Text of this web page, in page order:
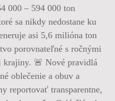
000 – 594 000 ton
sa nikdy nedostane ku
asi 5,6 milióna ton
porovnateľné s ročnými
krajiny. 🚨 Nové pravidlá
oblečenie a obuv a
reportovať transparentne,